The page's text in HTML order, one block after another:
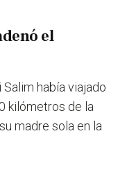
el
había viajado
kilómetros de la
madre sola en la